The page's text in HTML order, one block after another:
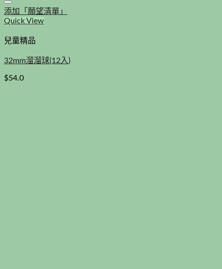
添加「願望清單」
Quick View
兒童精品
32mm溜溜球(12入)
$54.0